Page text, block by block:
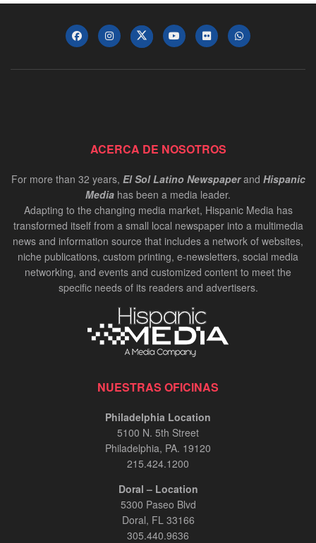
ACERCA DE NOSOTROS
For more than 32 years, El Sol Latino Newspaperand Hispanic
Media has been a media leader.
Adapting to the changing media market, Hispanic Media has
transformed itself from a small local newspaper into a multimedia
news and information source that includes a network of websites,
niche publications, custom printing, e-newsletters, social media
networking, and events and customized content to meet the
specific needs of its readers and advertisers.
NUESTRAS OFICINAS
Philadelphia Location
5100 N. 5th Street
Philadelphia, PA. 19120
215.424.1200
Doral – Location
5300 Paseo Blvd
Doral, FL 33166
305.440.9636